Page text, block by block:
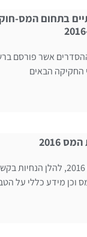
בתחום המס-
החקיקה הבאים
2016
לקראת סוף שנת המס 2016,
וכן מידע כללי על